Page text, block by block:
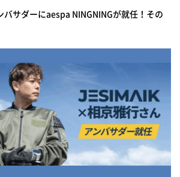
バサダーにaespa NINGNINGが就任！その